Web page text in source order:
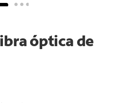
óptica de